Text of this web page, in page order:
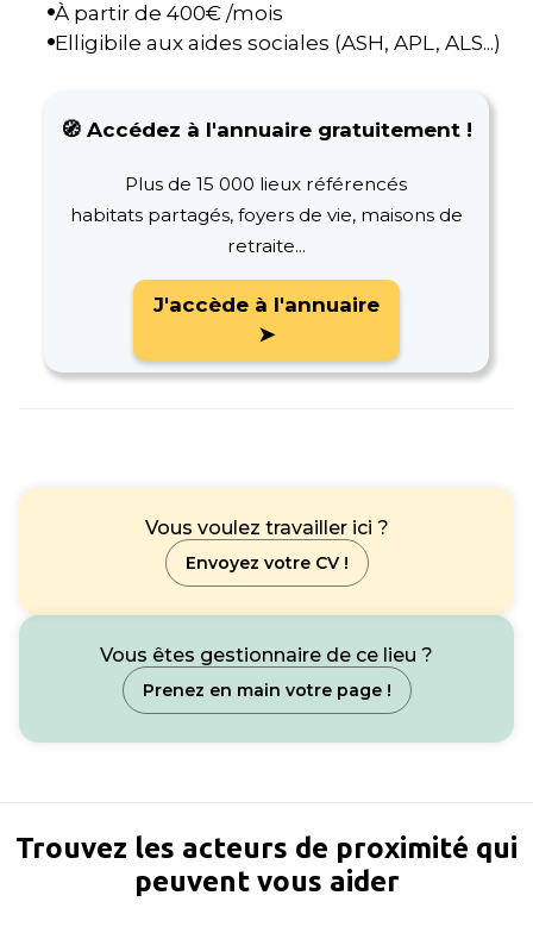
À partir de 400€ /mois
Elligibile aux aides sociales (ASH, APL, ALS...)
🧭 Accédez à l'annuaire gratuitement !
Plus de 15 000 lieux référencés
habitats partagés, foyers de vie, maisons de
retraite...
J'accède à l'annuaire
➤
Vous voulez travailler ici ?
Envoyez votre CV !
Vous êtes gestionnaire de ce lieu ?
Prenez en main votre page !
Trouvez les acteurs de proximité qui
peuvent vous aider